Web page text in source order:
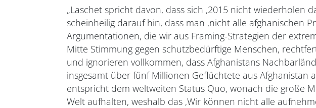
„Laschet spricht davon, dass sich ‚2015 nicht wiederholen
scheinheilig darauf hin, dass man ‚nicht alle afghanischen
Argumentationen, die wir aus Framing-Strategien der
Mitte Stimmung gegen schutzbedürftige Menschen,
und ignorieren vollkommen, dass Afghanistans
insgesamt über fünf Millionen Geflüchtete aus
entspricht dem weltweiten Status Quo, wonach die große
Welt aufhalten, weshalb das ‚Wir können nicht alle